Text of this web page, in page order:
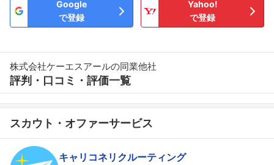
Google
で登録
Yahoo!
で登録
株式会社ケーエスアールの同業他社
評判・口コミ・評価一覧
スカウト・オファーサービス
キャリコネリクルーティング